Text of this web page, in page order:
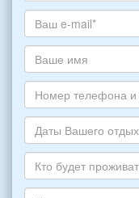
Какое
жилье
хотите
снять,
укажите
пожалуйста
НОМЕР
варианта:
*
Ваш
адрес
электронной
почты
*
Ваше
имя
Номер
телефона
и
Skype
Даты
Вашего
отдыха:
Кто